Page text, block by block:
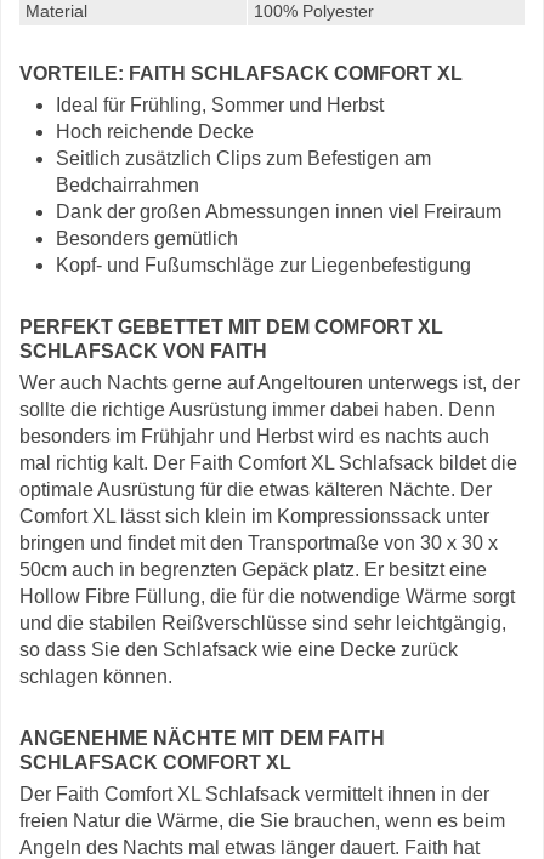
Material
100% Polyester
VORTEILE: FAITH SCHLAFSACK COMFORT XL
Ideal für Frühling, Sommer und Herbst
Hoch reichende Decke
Seitlich zusätzlich Clips zum Befestigen am
Bedchairrahmen
Dank der großen Abmessungen innen viel Freiraum
Besonders gemütlich
Kopf- und Fußumschläge zur Liegenbefestigung
PERFEKT GEBETTET MIT DEM COMFORT XL
SCHLAFSACK VON FAITH
Wer auch Nachts gerne auf Angeltouren unterwegs ist, der
sollte die richtige Ausrüstung immer dabei haben. Denn
besonders im Frühjahr und Herbst wird es nachts auch
mal richtig kalt. Der Faith Comfort XL Schlafsack bildet die
optimale Ausrüstung für die etwas kälteren Nächte. Der
Comfort XL lässt sich klein im Kompressionssack unter
bringen und findet mit den Transportmaße von 30 x 30 x
50cm auch in begrenzten Gepäck platz. Er besitzt eine
Hollow Fibre Füllung, die für die notwendige Wärme sorgt
und die stabilen Reißverschlüsse sind sehr leichtgängig,
so dass Sie den Schlafsack wie eine Decke zurück
schlagen können.
ANGENEHME NÄCHTE MIT DEM FAITH
SCHLAFSACK COMFORT XL
Der Faith Comfort XL Schlafsack vermittelt ihnen in der
freien Natur die Wärme, die Sie brauchen, wenn es beim
Angeln des Nachts mal etwas länger dauert. Faith hat